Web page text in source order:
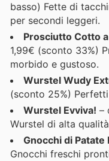
basso) Fette di
per secondi leggeri.
Prosciutto Cotto
1,99€ (sconto 33%)
morbido e gustoso.
Wurstel Wudy
(sconto 25%)
Wurstel Evviva! –
Wurstel di alta
Gnocchi di Patate
Gnocchi freschi